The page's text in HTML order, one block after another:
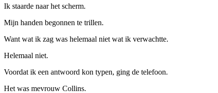
Ik staarde naar het scherm.
Mijn handen begonnen te trillen.
Want wat ik zag was helemaal niet wat ik verwachtte.
Helemaal niet.
Voordat ik een antwoord kon typen, ging de telefoon.
Het was mevrouw Collins.